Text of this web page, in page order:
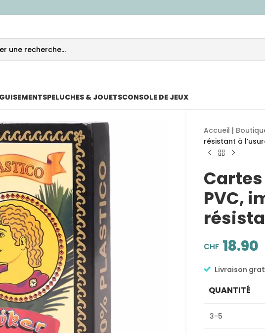
PELUCHES & JOUETSCONSOLE DE JEUX
Accueil |
résistant à
PVC,
CHF 18.90
Livraison
QUANTITÉ
3-5